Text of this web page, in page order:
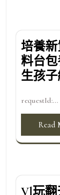
培養
料台
生孩
requestId:...
Read
Vl玩翻